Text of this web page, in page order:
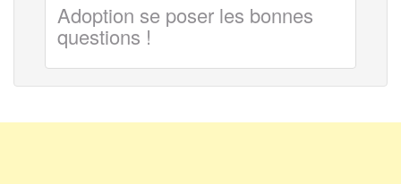
Adoption se poser les bonnes
questions !